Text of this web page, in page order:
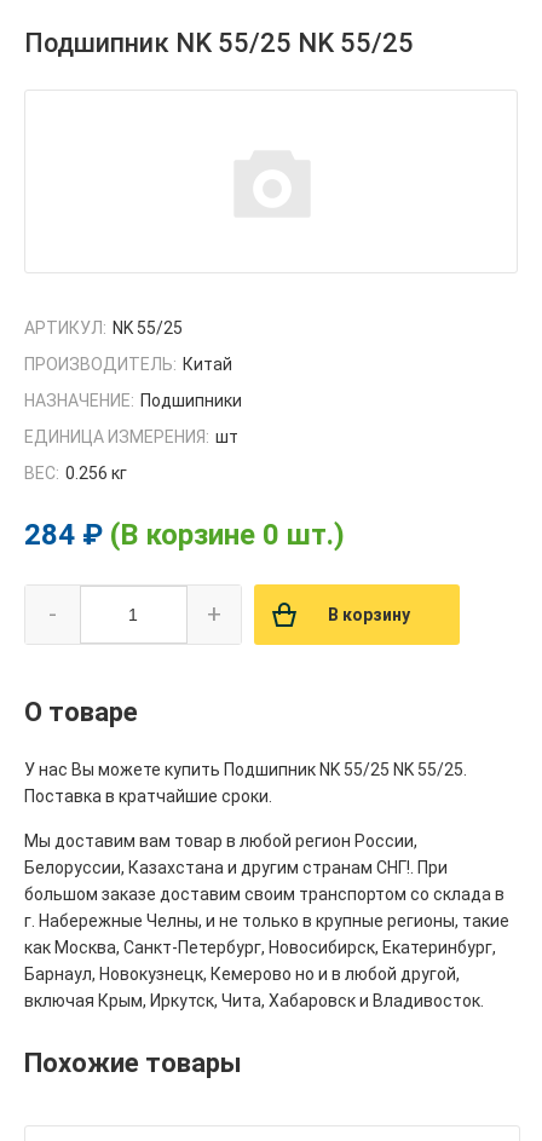
Подшипник NK 55/25 NK 55/25
АРТИКУЛ: NK 55/25
ПРОИЗВОДИТЕЛЬ: Китай
НАЗНАЧЕНИЕ: Подшипники
ЕДИНИЦА ИЗМЕРЕНИЯ: шт
ВЕС: 0.256 кг
284 ₽ (В корзине 0 шт.)
- + В корзину
О товаре
У нас Вы можете купить Подшипник NK 55/25 NK 55/25.
Поставка в кратчайшие сроки.
Мы доставим вам товар в любой регион России,
Белоруссии, Казахстана и другим странам СНГ!. При
большом заказе доставим своим транспортом со склада в
г. Набережные Челны, и не только в крупные регионы, такие
как Москва, Санкт-Петербург, Новосибирск, Екатеринбург,
Барнаул, Новокузнецк, Кемерово но и в любой другой,
включая Крым, Иркутск, Чита, Хабаровск и Владивосток.
Похожие товары